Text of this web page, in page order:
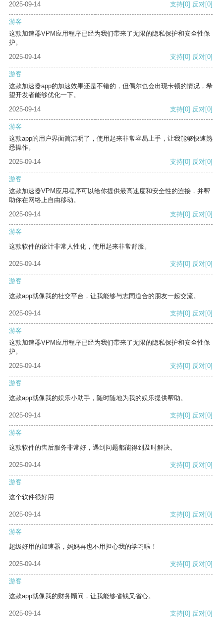
2025-09-14
支持[0] 反对[0]
游客
这款加速器VPM应用程序已经为我们带来了无限的隐私保护和安全性保
护。
2025-09-14
支持[0] 反对[0]
游客
这款加速器app的加速效果还是不错的，但偶尔也会出现卡顿的情况，希
望开发者能够优化一下。
2025-09-14
支持[0] 反对[0]
游客
这款app的用户界面简洁明了，使用起来非常容易上手，让我能够快速熟
悉操作。
2025-09-14
支持[0] 反对[0]
游客
这款加速器VPM应用程序可以给你提供最高速度和安全性的连接，并帮
助你在网络上自由移动。
2025-09-14
支持[0] 反对[0]
游客
这款软件的设计非常人性化，使用起来非常舒服。
2025-09-14 支持[0] 反对[0]
游客
这款app就像我的社交平台，让我能够与志同道合的朋友一起交流。
2025-09-14 支持[0] 反对[0]
游客
这款加速器VPM应用程序已经为我们带来了无限的隐私保护和安全性保
护。
2025-09-14
支持[0] 反对[0]
游客
这款app就像我的娱乐小助手，随时随地为我的娱乐提供帮助。
2025-09-14 支持[0] 反对[0]
游客
这款软件的售后服务非常好，遇到问题都能得到及时解决。
2025-09-14 支持[0] 反对[0]
游客
这个软件很好用
2025-09-14 支持[0] 反对[0]
游客
超级好用的加速器，妈妈再也不用担心我的学习啦！
2025-09-14 支持[0] 反对[0]
游客
这款app就像我的财务顾问，让我能够省钱又省心。
2025-09-14 支持[0] 反对[0]